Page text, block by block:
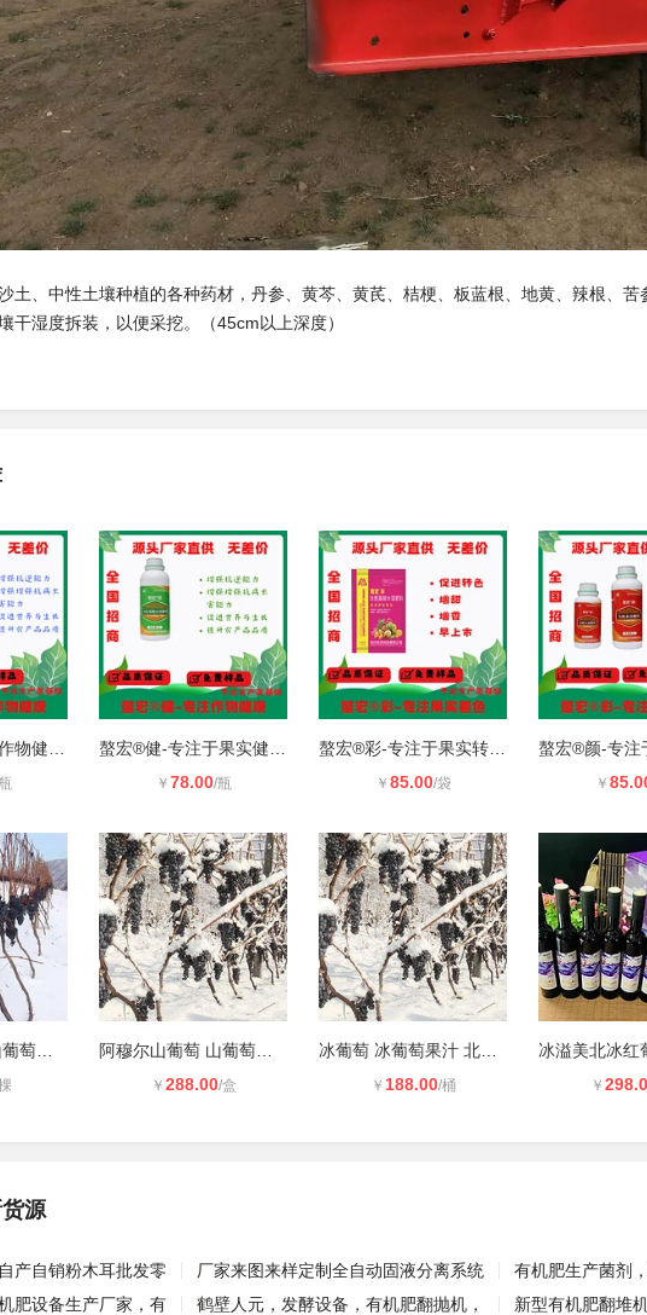
土、中性土壤种植的各种药材，丹参、黄芩、黄芪、桔梗、板蓝根、地黄、辣根、
干湿度拆装，以便采挖。（45cm以上深度）
￥ 78.00/瓶 ￥ 85.00/袋 ￥
￥ 288.00/盒 ￥ 188.00/桶 ￥
源
产自销粉木耳批发零 厂家来图来样定制全自动固液分离系统
有机肥生产菌剂
肥设备生产厂家，有
鹤壁人元，发酵设备，有机肥翻抛机， 新型有机肥翻堆